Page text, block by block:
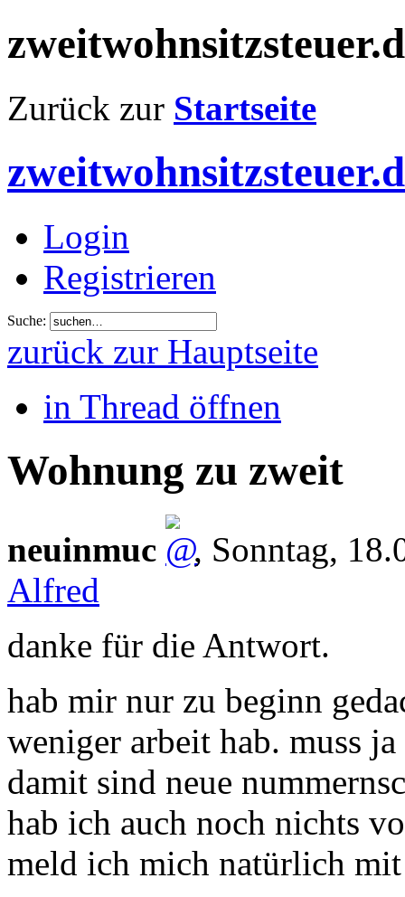
Zurück zur Startseite
Login
Registrieren
Suche:
zurück zur Hauptseite
in Thread öffnen
Wohnung zu zweit
neuinmuc , Sonntag,
Alfred
danke für die Antwort.
hab mir nur zu beginn
weniger arbeit hab. muss
damit sind neue
hab ich auch noch nichts
meld ich mich natürlich